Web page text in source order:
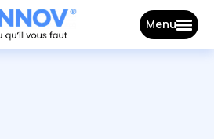
Menu